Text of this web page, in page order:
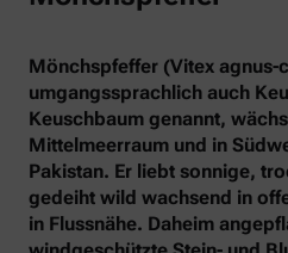
Mönchspfeffer (Vitex agnus-
umgangssprachlich auch
Keuschbaum genannt,
Mittelmeerraum und in
Pakistan. Er liebt sonnige,
gedeiht wild wachsend in
in Flussnähe. Daheim